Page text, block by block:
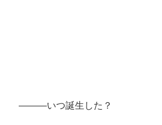
―――いつ誕生した？